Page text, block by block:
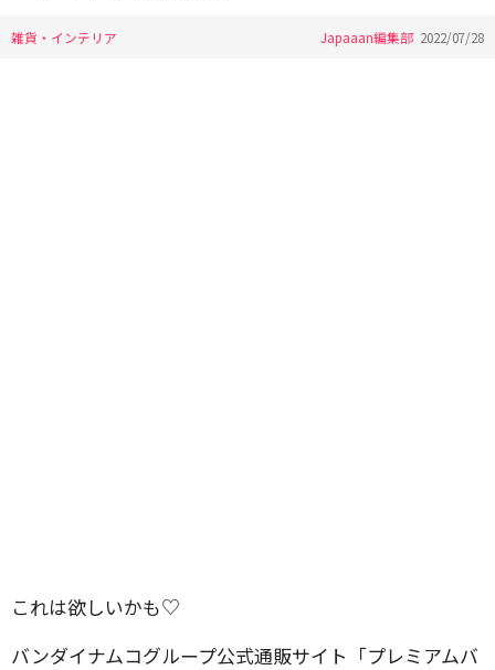
雑貨・インテリア Japaaan編集部 2022/07/28
これは欲しいかも♡
バンダイナムコグループ公式通販サイト「プレミアムバ